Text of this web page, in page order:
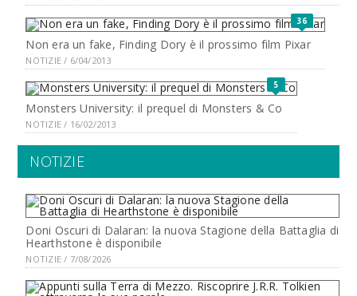
36
Non era un fake, Finding Dory è il prossimo film Pixar
NOTIZIE / 6/04/2013
5
Monsters University: il prequel di Monsters & Co
NOTIZIE / 16/02/2013
NOTIZIE
Doni Oscuri di Dalaran: la nuova Stagione della Battaglia di
Hearthstone è disponibile
NOTIZIE / 7/08/2026